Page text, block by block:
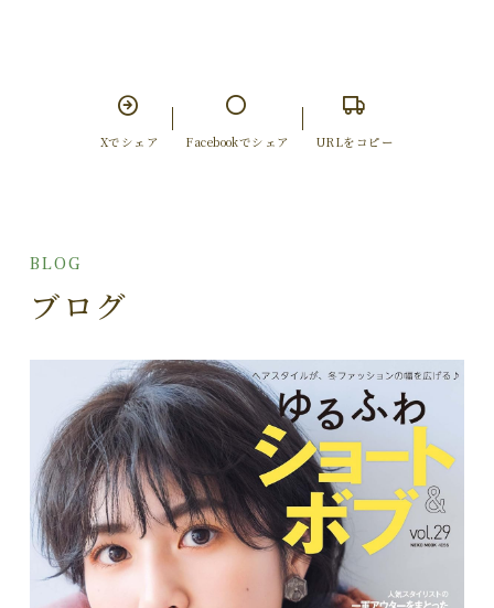
Xでシェア Facebookでシェア URLをコピー
BLOG
ブログ